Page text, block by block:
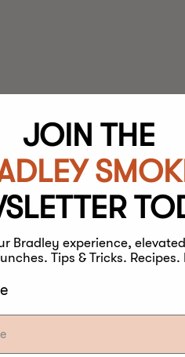
JOIN THE
Bradley experience,
Tips & Tricks. Recipes.